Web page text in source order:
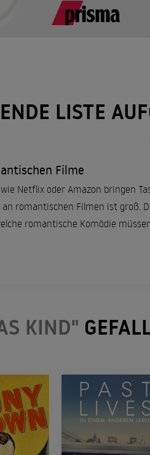
LISTE
Filme
Netflix oder Amazon bringen
an romantischen Filmen ist groß.
romantische Komödie
KIND"